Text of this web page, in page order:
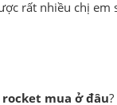
rất nhiều chị em
rocket mua ở đâu